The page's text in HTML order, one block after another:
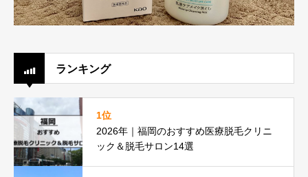
ランキング
1位
2026年｜福岡のおすすめ医療脱毛クリニ
ック＆脱毛サロン14選